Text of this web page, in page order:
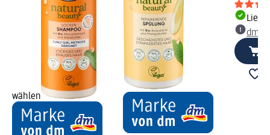
wählen
dm